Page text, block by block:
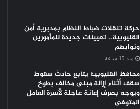
حركة تنقلات ضباط النظام بمديرية أمن
القليوبية.. تعيينات جديدة للمأمورين
ونوابهم
منذ 15 ساعة
محافظ القليوبية يتابع حادث سقوط
سقف أثناء إزالة مبنى مخالف بطوخ
ويوجه بصرف إعانة عاجلة لأسرة العامل
المتوفى